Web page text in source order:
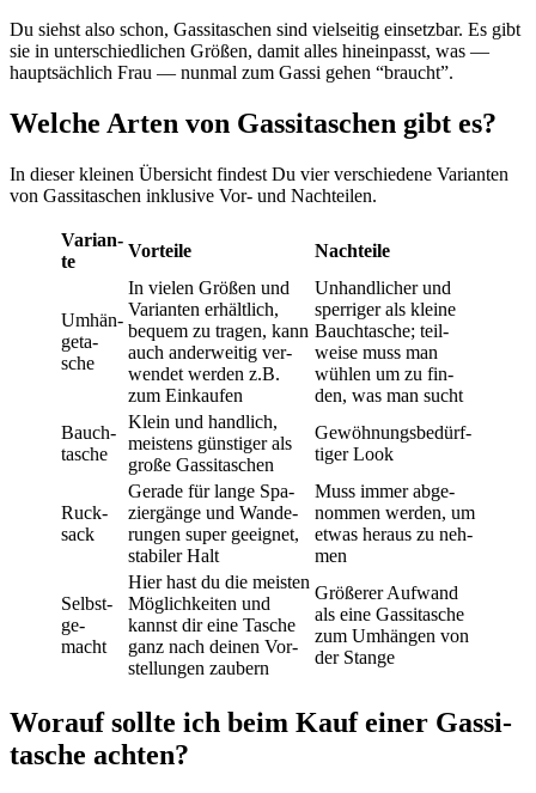
Du siehst also schon, Gas­si­ta­schen sind viel­sei­tig ein­setz­bar. Es gibt
sie in unter­schied­li­chen Grö­ßen, damit alles hin­ein­passt, was —
haupt­säch­lich Frau — nun­mal zum Gas­si gehen “braucht”.
Wel­che Arten von Gas­si­ta­schen gibt es?
In die­ser klei­nen Über­sicht fin­dest Du vier ver­schie­de­ne Vari­an­ten
von Gas­si­ta­schen inklu­si­ve Vor- und Nach­tei­len.
Vari­an­
te
Vor­tei­le Nach­tei­le
Umhän­
ge­ta­
sche
In vie­len Grö­ßen und
Vari­an­ten erhält­lich,
bequem zu tra­gen, kann
auch ander­wei­tig ver­
wen­det wer­den z.B.
zum Ein­kau­fen
Unhand­li­cher und
sper­ri­ger als klei­ne
Bauch­ta­sche; teil­
wei­se muss man
wüh­len um zu fin­
den, was man sucht
Bauch­
ta­sche
Klein und hand­lich,
meis­tens güns­ti­ger als
gro­ße Gas­si­ta­schen
Gewöh­nungs­be­dürf­
ti­ger Look
Ruck­
sack
Gera­de für lan­ge Spa­
zier­gän­ge und Wan­de­
run­gen super geeig­net,
sta­bi­ler Halt
Muss immer abge­
nom­men wer­den, um
etwas her­aus zu neh­
men
Selbst­
ge­
macht
Hier hast du die meis­ten
Mög­lich­kei­ten und
kannst dir eine Tasche
ganz nach dei­nen Vor­
stel­lun­gen zau­bern
Grö­ße­rer Auf­wand
als eine Gas­si­ta­sche
zum Umhän­gen von
der Stan­ge
Wor­auf soll­te ich beim Kauf einer Gas­si­
ta­sche ach­ten?